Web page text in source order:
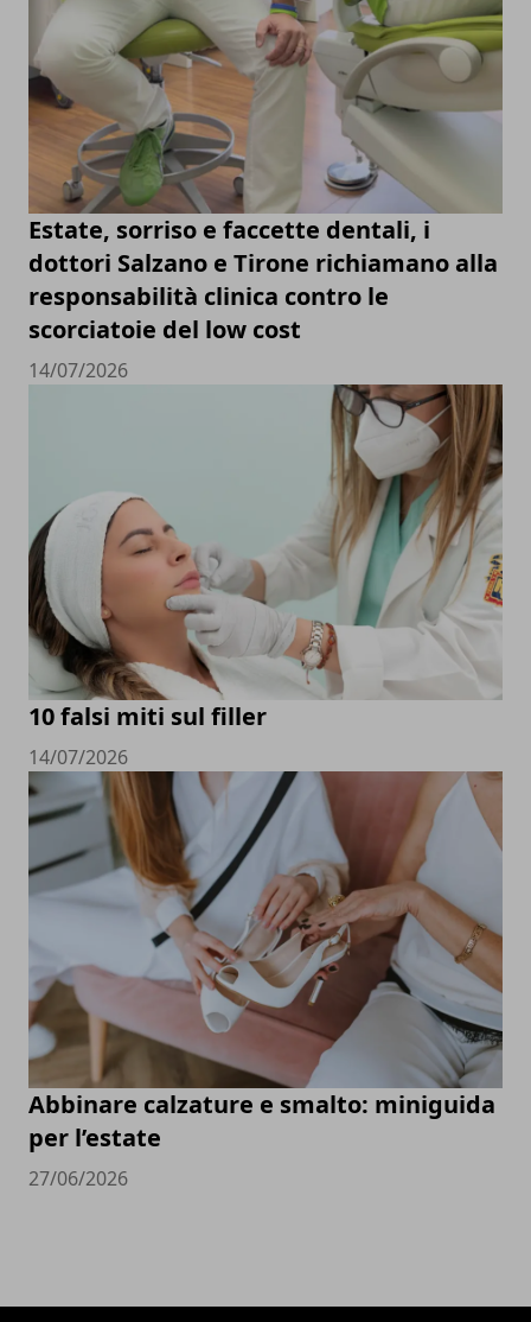
Estate, sorriso e faccette dentali, i
dottori Salzano e Tirone richiamano alla
responsabilità clinica contro le
scorciatoie del low cost
14/07/2026
10 falsi miti sul filler
14/07/2026
Abbinare calzature e smalto: miniguida
per l’estate
27/06/2026